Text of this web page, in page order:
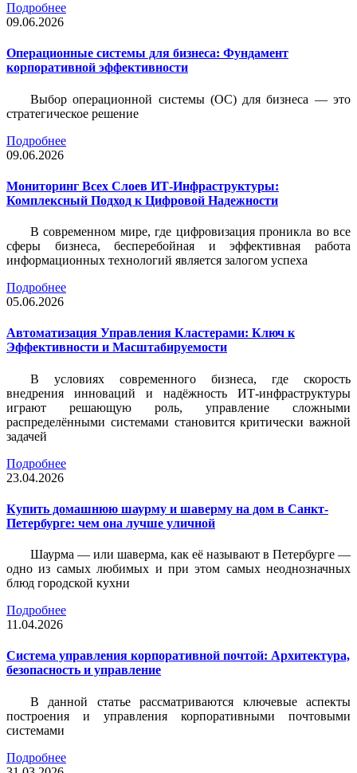
Подробнее
09.06.2026
Операционные системы для бизнеса: Фундамент
корпоративной эффективности
Выбор операционной системы (ОС) для бизнеса — это
стратегическое решение
Подробнее
09.06.2026
Мониторинг Всех Слоев ИТ-Инфраструктуры:
Комплексный Подход к Цифровой Надежности
В современном мире, где цифровизация проникла во все
сферы бизнеса, бесперебойная и эффективная работа
информационных технологий является залогом успеха
Подробнее
05.06.2026
Автоматизация Управления Кластерами: Ключ к
Эффективности и Масштабируемости
В условиях современного бизнеса, где скорость
внедрения инноваций и надёжность ИТ-инфраструктуры
играют решающую роль, управление сложными
распределёнными системами становится критически важной
задачей
Подробнее
23.04.2026
Купить домашнюю шаурму и шаверму на дом в Санкт-
Петербурге: чем она лучше уличной
Шаурма — или шаверма, как её называют в Петербурге —
одно из самых любимых и при этом самых неоднозначных
блюд городской кухни
Подробнее
11.04.2026
Система управления корпоративной почтой: Архитектура,
безопасность и управление
В данной статье рассматриваются ключевые аспекты
построения и управления корпоративными почтовыми
системами
Подробнее